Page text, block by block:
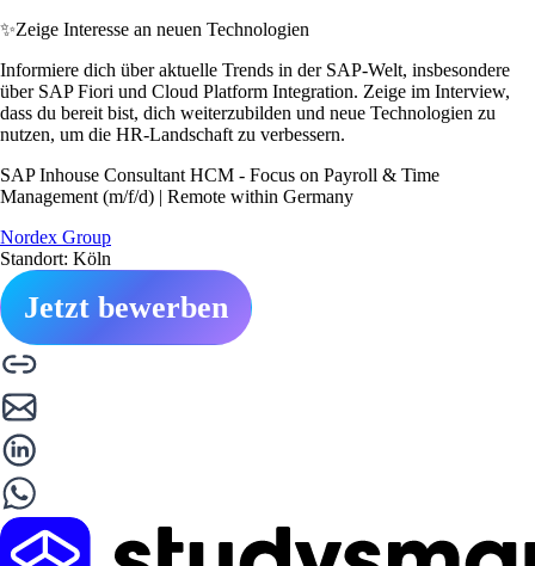
✨Zeige Interesse an neuen Technologien
Informiere dich über aktuelle Trends in der SAP-Welt, insbesondere
über SAP Fiori und Cloud Platform Integration. Zeige im Interview,
dass du bereit bist, dich weiterzubilden und neue Technologien zu
nutzen, um die HR-Landschaft zu verbessern.
SAP Inhouse Consultant HCM - Focus on Payroll & Time
Management (m/f/d) | Remote within Germany
Nordex Group
Standort: Köln
Jetzt bewerben